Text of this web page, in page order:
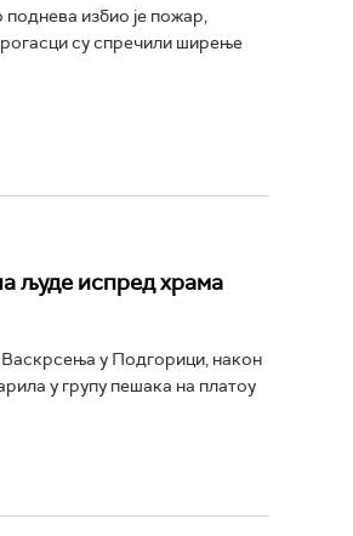
избио је пожар,
су спречили ширење
људе испред храма
у Подгорици, након
у групу пешака на платоу